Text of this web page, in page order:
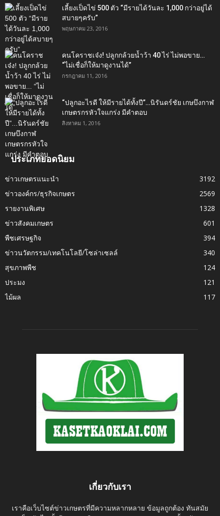
เลี้ยงเป็ดไข่ 500 ตัว “มีรายได้วันละ 1,000 กว่าอยู่ได้
สบายๆครับ”
พฤษภาคม 23, 2016
คนโคราชเจ๋ง! ปลูกกล้วยน้ำว้า 40 ไร่ ไม่พอขาย…
“ไม่เชื่อก็ให้มาดูงานได้”‬
กรกฎาคม 11, 2016
“ปลูกอะไรดี ให้มีรายได้ทั้งปี”…นิรันดร์ชัย เกษบึงกาฬ
เกษตรกรหัวใจแกร่ง มีคำตอบ
สิงหาคม 1, 2016
ประเภทยอดนิยม
ข่าวเกษตรแนะนำ
3192
ข่าวองค์กร/ธุรกิจเกษตร
2569
รายงานพิเศษ
1328
ข่าวสังคมเกษตร
601
พืชเศรษฐกิจ
394
ข่าวนวัตกรรม/เทคโนโลยี/โซล่าเซลล์
340
สุขภาพพืช
124
ประมง
121
ไม้ผล
117
เกี่ยวกับเรา
เราคือเว็บไซต์ข่าวเกษตรที่มีความหลากหลาย ข้อมูลถูกต้อง ทันสมัย